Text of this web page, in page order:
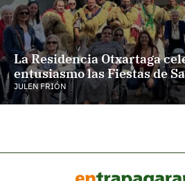
La Residencia Otxartaga
entusiasmo las Fiestas de
JULEN FRIÓN